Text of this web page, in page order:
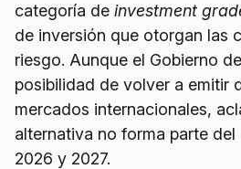
categoría de investment
de inversión que otorgan las
riesgo. Aunque el Gobierno
posibilidad de volver a emitir
mercados internacionales,
alternativa no forma parte del
2026 y 2027.